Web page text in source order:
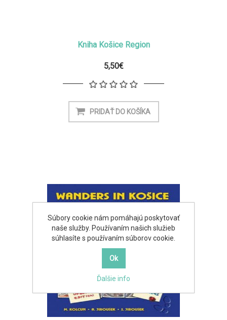
Kniha Košice Region
5,50€
Súbory cookie nám pomáhajú poskytovať
naše služby. Používaním našich služieb
súhlasíte s používaním súborov cookie.
Ďalšie info